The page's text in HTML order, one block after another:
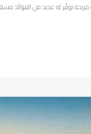
توفّر له عديد من الفوائد